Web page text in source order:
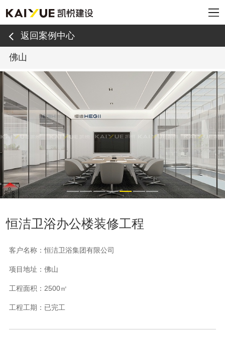
返回案例中心
佛山
恒洁卫浴办公楼装修工程
客户名称：恒洁卫浴集团有限公司
项目地址： 佛山
工程面积： 2500㎡
工程工期： 已完工